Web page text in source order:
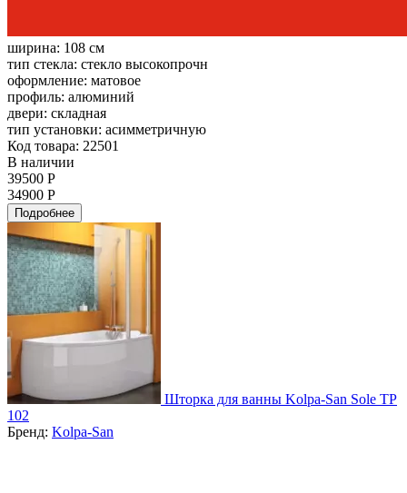
ширина: 108 см
тип стекла: стекло высокопрочн
оформление: матовое
профиль: алюминий
двери: складная
тип установки: асимметричную
Код товара: 22501
В наличии
39500 Р
34900 Р
Подробнее
Шторка для ванны Kolpa-San Sole TP
102
Бренд: Kolpa-San